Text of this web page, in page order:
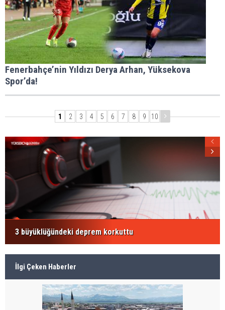
Fenerbahçe’nin Yıldızı Derya Arhan, Yüksekova
Spor’da!
1 2 3 4 5 6 7 8 9 10
3 büyüklüğündeki deprem korkuttu
İlgi Çeken Haberler